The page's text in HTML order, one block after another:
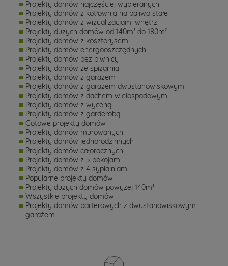
Projekty domów najczęściej wybieranych
Projekty domów z kotłownią na paliwo stałe
Projekty domów z wizualizacjami wnętrz
Projekty dużych domów od 140m² do 180m²
Projekty domów z kosztorysem
Projekty domów energooszczędnych
Projekty domów bez piwnicy
Projekty domów ze spiżarnią
Projekty domów z garażem
Projekty domów z garażem dwustanowiskowym
Projekty domów z dachem wielospadowym
Projekty domów z wyceną
Projekty domów z garderobą
Gotowe projekty domów
Projekty domów murowanych
Projekty domów jednorodzinnych
Projekty domów całorocznych
Projekty domów z 5 pokojami
Projekty domów z 4 sypialniami
Popularne projekty domów
Projekty dużych domów powyżej 140m²
Wszystkie projekty domów
Projekty domów parterowych z dwustanowiskowym
garażem